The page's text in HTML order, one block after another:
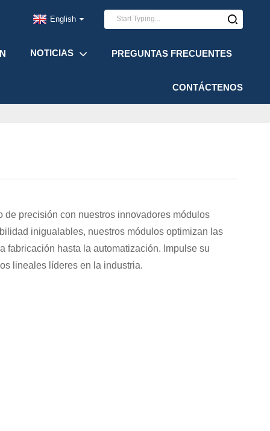
NOTICIAS PREGUNTAS FRECUENTES
CONTÁCTENOS
English
de precisión con nuestros innovadores módulos
inigualables, nuestros módulos optimizan las
fabricación hasta la automatización. Impulse su
lineales líderes en la industria.